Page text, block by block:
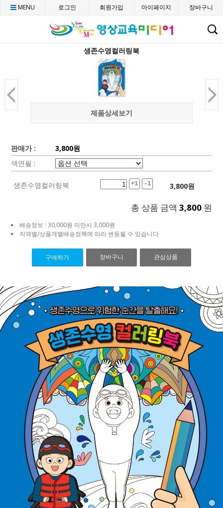
CMENU 로그인 회원가입 마이페이지 장바구니
생존수영컬러링북
제품상세보기
판매가 :
3,800원
색연필 :
생존수영컬러링북 +1 -1 3,800원
총 상품 금액 3,800 원
배송정보 : 30,000원 미만시 3,000원
지역별/상품개별배송정책에 따라 변동될 수 있습니다
구매하기 장바구니 관심상품